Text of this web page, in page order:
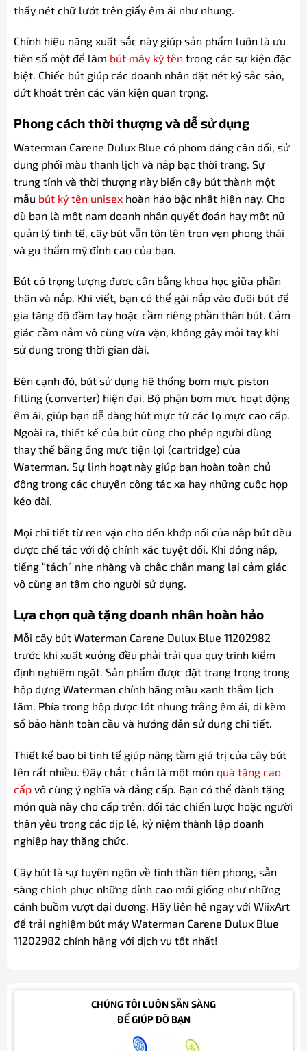
thấy nét chữ lướt trên giấy êm ái như nhung.
Chính hiệu năng xuất sắc này giúp sản phẩm luôn là ưu
tiên số một để làm bút máy ký têntrong các sự kiện đặc
biệt. Chiếc bút giúp các doanh nhân đặt nét ký sắc sảo,
dứt khoát trên các văn kiện quan trọng.
Phong cách thời thượng và dễ sử dụng
Waterman Carene Dulux Blue có phom dáng cân đối, sử
dụng phối màu thanh lịch và nắp bạc thời trang. Sự
trung tính và thời thượng này biến cây bút thành một
mẫu bút ký tên unisexhoàn hảo bậc nhất hiện nay. Cho
dù bạn là một nam doanh nhân quyết đoán hay một nữ
quản lý tinh tế, cây bút vẫn tôn lên trọn vẹn phong thái
và gu thẩm mỹ đỉnh cao của bạn.
Bút có trọng lượng được cân bằng khoa học giữa phần
thân và nắp. Khi viết, bạn có thể gài nắp vào đuôi bút để
gia tăng độ đầm tay hoặc cầm riêng phần thân bút. Cảm
giác cầm nắm vô cùng vừa vặn, không gây mỏi tay khi
sử dụng trong thời gian dài.
Bên cạnh đó, bút sử dụng hệ thống bơm mực piston
filling (converter) hiện đại. Bộ phận bơm mực hoạt động
êm ái, giúp bạn dễ dàng hút mực từ các lọ mực cao cấp.
Ngoài ra, thiết kế của bút cũng cho phép người dùng
thay thế bằng ống mực tiện lợi (cartridge) của
Waterman. Sự linh hoạt này giúp bạn hoàn toàn chủ
động trong các chuyến công tác xa hay những cuộc họp
kéo dài.
Mọi chi tiết từ ren vặn cho đến khớp nối của nắp bút đều
được chế tác với độ chính xác tuyệt đối. Khi đóng nắp,
tiếng “tách” nhẹ nhàng và chắc chắn mang lại cảm giác
vô cùng an tâm cho người sử dụng.
Lựa chọn quà tặng doanh nhân hoàn hảo
Mỗi cây bút Waterman Carene Dulux Blue 11202982
trước khi xuất xưởng đều phải trải qua quy trình kiểm
định nghiêm ngặt. Sản phẩm được đặt trang trọng trong
hộp đựng Waterman chính hãng màu xanh thẳm lịch
lãm. Phía trong hộp được lót nhung trắng êm ái, đi kèm
sổ bảo hành toàn cầu và hướng dẫn sử dụng chi tiết.
Thiết kế bao bì tinh tế giúp nâng tầm giá trị của cây bút
lên rất nhiều. Đây chắc chắn là một món quà tặng cao
cấpvô cùng ý nghĩa và đẳng cấp. Bạn có thể dành tặng
món quà này cho cấp trên, đối tác chiến lược hoặc người
thân yêu trong các dịp lễ, kỷ niệm thành lập doanh
nghiệp hay thăng chức.
Cây bút là sự tuyên ngôn về tinh thần tiên phong, sẵn
sàng chinh phục những đỉnh cao mới giống như những
cánh buồm vượt đại dương. Hãy liên hệ ngay với WiixArt
để trải nghiệm bút máy Waterman Carene Dulux Blue
11202982 chính hãng với dịch vụ tốt nhất!
CHÚNG TÔI LUÔN SẴN SÀNG
ĐỂ GIÚP ĐỠ BẠN